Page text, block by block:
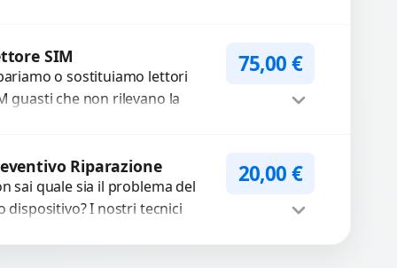
SIM
o sostituiamo lettori
guasti che non rilevano la
75,00€
Riparazione
sai quale sia il problema del
dispositivo? I nostri tecnici
20,00€